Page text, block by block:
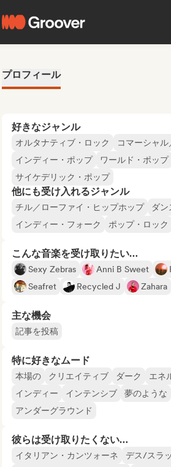
プロフィール
好きなジャンル
オルタナティブ・ロック コマーシャ
インディー・ポップ
ワールド・ポップ
サイケデリック・ポップ
他にも受け入れるジャンル
チル／ローファイ・ヒップホップ ダ
インディー・フォーク
ポップ・ロック
こんな音楽を受け取りたい…
Sexy Zebras Anni B Sweet
Seafret
Recycled J Zahara
主な機会
記事を投稿
特に好きなムード
本場の クリエイティブ ダーク エネ
インディー
インテンシブ 夢のような
アンダーグラウンド
彼らは受け取りたくない…
イタリアン・カンツォーネ デス/スラ